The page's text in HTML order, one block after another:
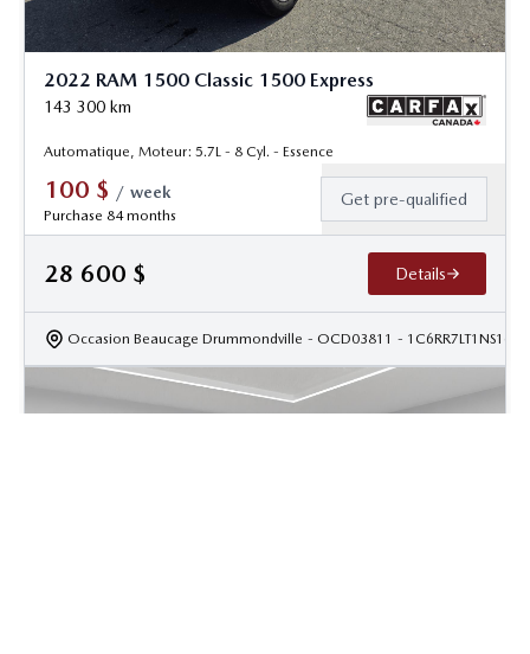
2022 RAM 1500 Classic 1500 Express
143 300 km
Automatique, Moteur: 5.7L - 8 Cyl. - Essence
100 $ / week
Purchase 84 months
Get pre-qualified
28 600 $ Details
Occasion Beaucage Drummondville - OCD03811 -